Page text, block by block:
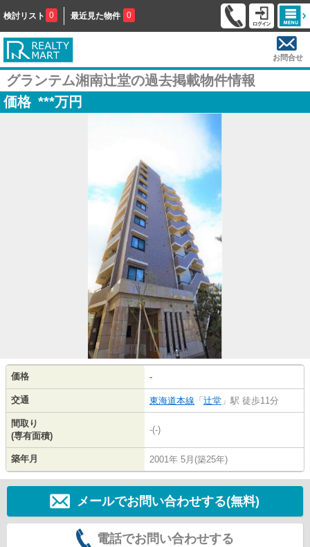
検討リスト 0 最近見た物件 0
お問合せ
グランテム湘南辻堂の過去掲載物件情報
価格 ***万円
価格 -
交通 東海道本線 「 辻堂 」駅 徒歩11分
間取り
(専有面積)
-(-)
築年月 2001年 5月(築25年)
メールでお問い合わせする(無料)
電話でお問い合わせする